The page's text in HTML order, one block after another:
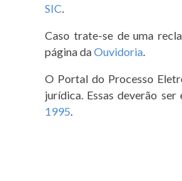
SIC.
Caso trate-se de uma
página daOuvidoria.
O Portal do Processo
jurídica. Essas deverão
1995.